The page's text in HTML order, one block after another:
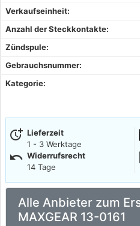
Verkaufseinheit:
Anzahl der Steckkontakte:
Zündspule:
Gebrauchsnummer:
Kategorie:
more_time Lieferzeit
1 - 3 Werktage
undo Widerrufsrecht
14 Tage
Alle Anbieter zum
MAXGEAR 13-0161